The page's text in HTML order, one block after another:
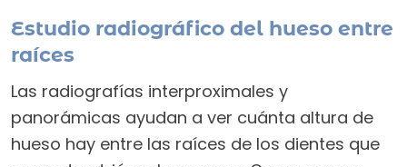
Estudio radiográfico del hueso entre
raíces
Las radiografías interproximales y
panorámicas ayudan a ver cuánta altura de
hueso hay entre las raíces de los dientes que